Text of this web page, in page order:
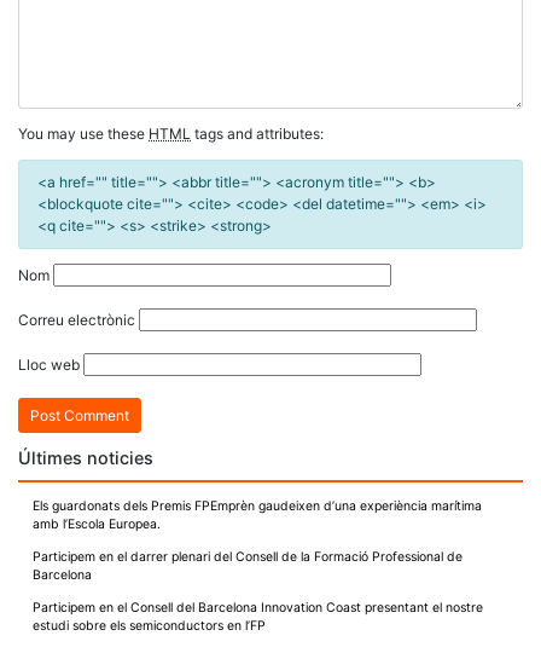
You may use these HTML tags and attributes:
<a href="" title=""> <abbr title=""> <acronym title=""> <b>
<blockquote cite=""> <cite> <code> <del datetime=""> <em> <i>
<q cite=""> <s> <strike> <strong>
Nom
Correu electrònic
Lloc web
Últimes noticies
Els guardonats dels Premis FPEmprèn gaudeixen d’una experiència marítima
amb l’Escola Europea.
Participem en el darrer plenari del Consell de la Formació Professional de
Barcelona
Participem en el Consell del Barcelona Innovation Coast presentant el nostre
estudi sobre els semiconductors en l’FP